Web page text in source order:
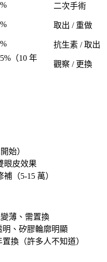
二次手術
取出 / 重做
抗生素 / 取出
（10 年
觀察 / 更換
始）
眼皮效果
（5-15 萬）
薄、需置換
明、矽膠輪廓明顯
置換 （許多人不知道）